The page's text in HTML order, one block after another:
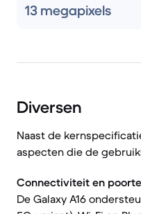
13 megapixels
Diversen
Naast de
aspecten die de
Connectiviteit en
De Galaxy A16